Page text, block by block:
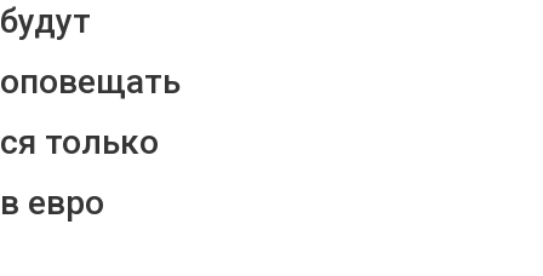
будут
оповещать
ся только
в евро